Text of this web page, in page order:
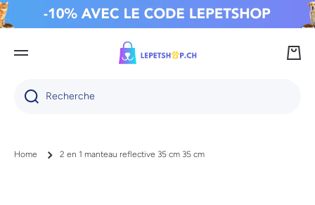
IGNORER ET PASSER AU CONTENU
Recherche
Home 2 en 1 manteau reflective 35 cm 35 cm